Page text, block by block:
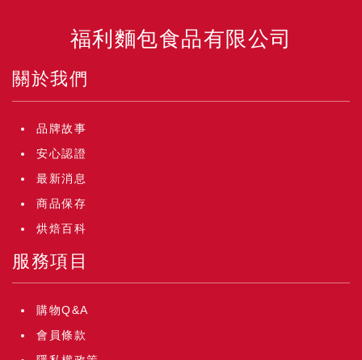
福利麵包食品有限公司
關於我們
品牌故事
安心認證
最新消息
商品保存
烘焙百科
服務項目
購物Q&A
會員條款